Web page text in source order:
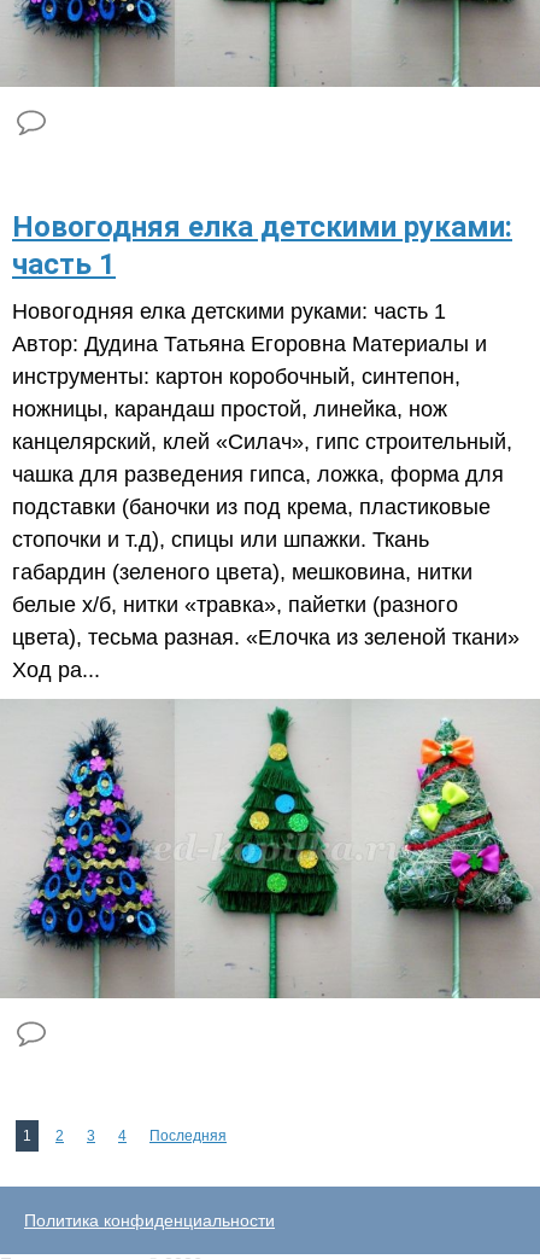
Новогодняя елка детскими руками:
часть 1
Новогодняя елка детскими руками: часть 1
Автор: Дудина Татьяна Егоровна Материалы и
инструменты: картон коробочный, синтепон,
ножницы, карандаш простой, линейка, нож
канцелярский, клей «Силач», гипс строительный,
чашка для разведения гипса, ложка, форма для
подставки (баночки из под крема, пластиковые
стопочки и т.д), спицы или шпажки. Ткань
габардин (зеленого цвета), мешковина, нитки
белые х/б, нитки «травка», пайетки (разного
цвета), тесьма разная. «Елочка из зеленой ткани»
Ход ра...
1 2 3 4 Последняя
Политика конфиденциальности